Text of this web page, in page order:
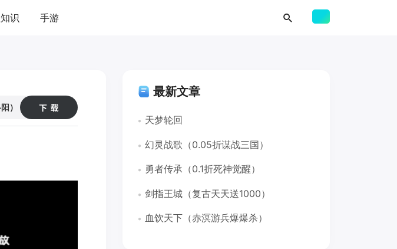
识 手游
）
最新文章
天梦轮回
幻灵战歌（0.05折谋战三国）
勇者传承（0.1折死神觉醒）
剑指王城（复古天天送1000）
血饮天下（赤溟游兵爆爆杀）